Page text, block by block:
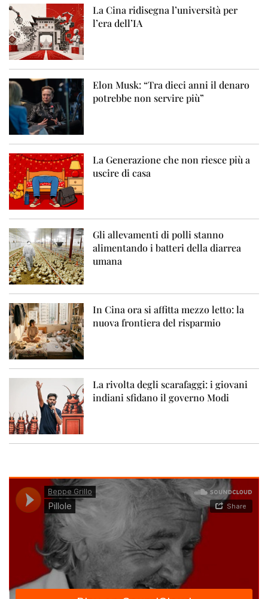
La Cina ridisegna l’università per
l’era dell’IA
Elon Musk: “Tra dieci anni il denaro
potrebbe non servire più”
La Generazione che non riesce più a
uscire di casa
Gli allevamenti di polli stanno
alimentando i batteri della diarrea
umana
In Cina ora si affitta mezzo letto: la
nuova frontiera del risparmio
La rivolta degli scarafaggi: i giovani
indiani sfidano il governo Modi